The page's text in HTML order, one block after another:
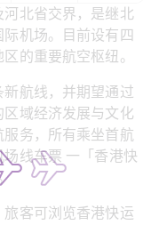
北省交界，是继北
机场。目前设有四
的重要航空枢纽。
航线，并期望通过
域经济发展与文化
务，所有乘坐首航
线车票 一 「 香港快
旅客可浏览香港快运